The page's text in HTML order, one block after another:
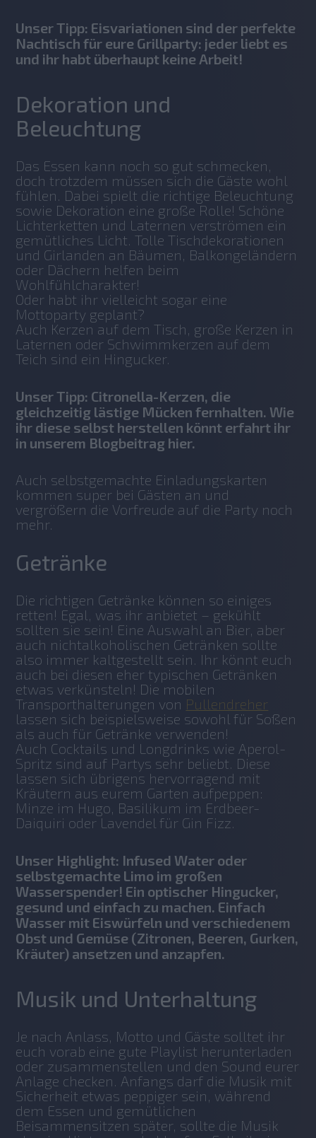
Unser Tipp: Eisvariationen sind der perfekte
Nachtisch für eure Grillparty: jeder liebt es
und ihr habt überhaupt keine Arbeit!
Dekoration und
Beleuchtung
Das Essen kann noch so gut schmecken,
doch trotzdem müssen sich die Gäste wohl
fühlen. Dabei spielt die richtige Beleuchtung
sowie Dekoration eine große Rolle! Schöne
Lichterketten und Laternen verströmen ein
gemütliches Licht. Tolle Tischdekorationen
und Girlanden an Bäumen, Balkongeländern
oder Dächern helfen beim
Wohlfühlcharakter!
Oder habt ihr vielleicht sogar eine
Mottoparty geplant?
Auch Kerzen auf dem Tisch, große Kerzen in
Laternen oder Schwimmkerzen auf dem
Teich sind ein Hingucker.
Unser Tipp: Citronella-Kerzen, die
gleichzeitig lästige Mücken fernhalten. Wie
ihr diese selbst herstellen könnt erfahrt ihr
in unserem Blogbeitrag hier.
Auch selbstgemachte Einladungskarten
kommen super bei Gästen an und
vergrößern die Vorfreude auf die Party noch
mehr.
Getränke
Die richtigen Getränke können so einiges
retten! Egal, was ihr anbietet – gekühlt
sollten sie sein! Eine Auswahl an Bier, aber
auch nichtalkoholischen Getränken sollte
also immer kaltgestellt sein. Ihr könnt euch
auch bei diesen eher typischen Getränken
etwas verkünsteln! Die mobilen
Transporthalterungen von Pullendreher
lassen sich beispielsweise sowohl für Soßen
als auch für Getränke verwenden!
Auch Cocktails und Longdrinks wie Aperol-
Spritz sind auf Partys sehr beliebt. Diese
lassen sich übrigens hervorragend mit
Kräutern aus eurem Garten aufpeppen:
Minze im Hugo, Basilikum im Erdbeer-
Daiquiri oder Lavendel für Gin Fizz.
Unser Highlight: Infused Water oder
selbstgemachte Limo im großen
Wasserspender! Ein optischer Hingucker,
gesund und einfach zu machen. Einfach
Wasser mit Eiswürfeln und verschiedenem
Obst und Gemüse (Zitronen, Beeren, Gurken,
Kräuter) ansetzen und anzapfen.
Musik und Unterhaltung
Je nach Anlass, Motto und Gäste solltet ihr
euch vorab eine gute Playlist herunterladen
oder zusammenstellen und den Sound eurer
Anlage checken. Anfangs darf die Musik mit
Sicherheit etwas peppiger sein, während
dem Essen und gemütlichen
Beisammensitzen später, sollte die Musik